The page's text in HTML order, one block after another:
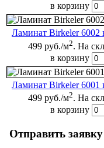
в корзину
Ламинат Birkeler 6002
499 руб./м2. На
в корзину
Ламинат Birkeler 6001
499 руб./м2. На
в корзину
Отправить